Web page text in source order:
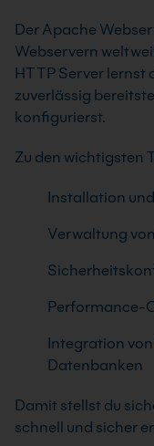
Der Apache
Webservern
HTTP Server lernst
zuverlässig
konfigurierst.
Zu den wichtigsten
Installation
Verwaltung
Performance-
Integration
Datenbanken
Damit stellst du
schnell und sicher